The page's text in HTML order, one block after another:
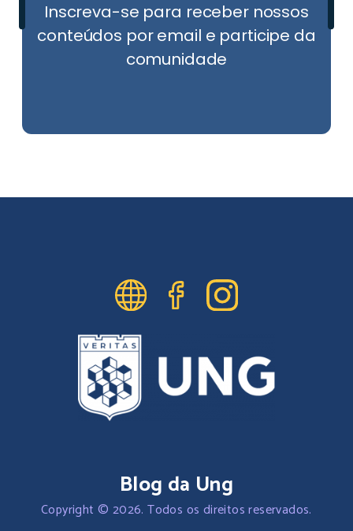
Inscreva-se para receber nossos
conteúdos por email e participe da
comunidade
Blog da Ung
Copyright © 2026. Todos os direitos reservados.